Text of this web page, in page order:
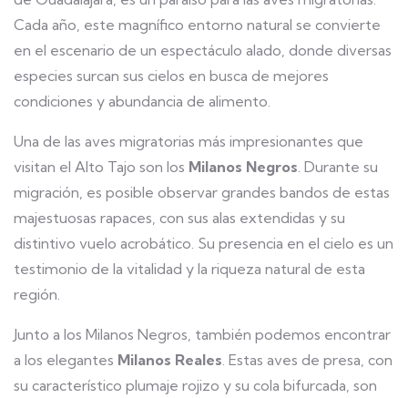
Cada año, este magnífico entorno natural se convierte
en el escenario de un espectáculo alado, donde diversas
especies surcan sus cielos en busca de mejores
condiciones y abundancia de alimento.
Una de las aves migratorias más impresionantes que
visitan el Alto Tajo son los Milanos Negros . Durante su
migración, es posible observar grandes bandos de estas
majestuosas rapaces, con sus alas extendidas y su
distintivo vuelo acrobático. Su presencia en el cielo es un
testimonio de la vitalidad y la riqueza natural de esta
región.
Junto a los Milanos Negros, también podemos encontrar
a los elegantes Milanos Reales . Estas aves de presa, con
su característico plumaje rojizo y su cola bifurcada, son